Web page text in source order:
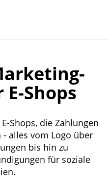
Shops
Shops, die Zahlungen
alles vom Logo über
bis hin zu
für soziale